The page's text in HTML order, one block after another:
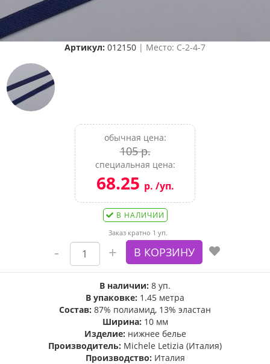
Артикул: 012150 | Место: C-2-4-7
обычная цена:
105 р.
специальная цена:
68.25 р. /уп.
В НАЛИЧИИ
Заказ кратно 1 уп.
В наличии: 8 уп.
В упаковке: 1.45 метра
Состав: 87% полиамид, 13% эластан
Ширина: 10 мм
Изделие: нижнее белье
Производитель: Michele Letizia (Италия)
Производство: Италия